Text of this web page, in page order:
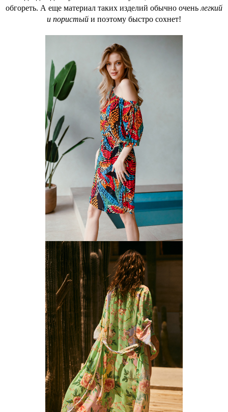
обгореть. А еще материал таких изделий обычно очень легкий
и пористый и поэтому быстро сохнет!